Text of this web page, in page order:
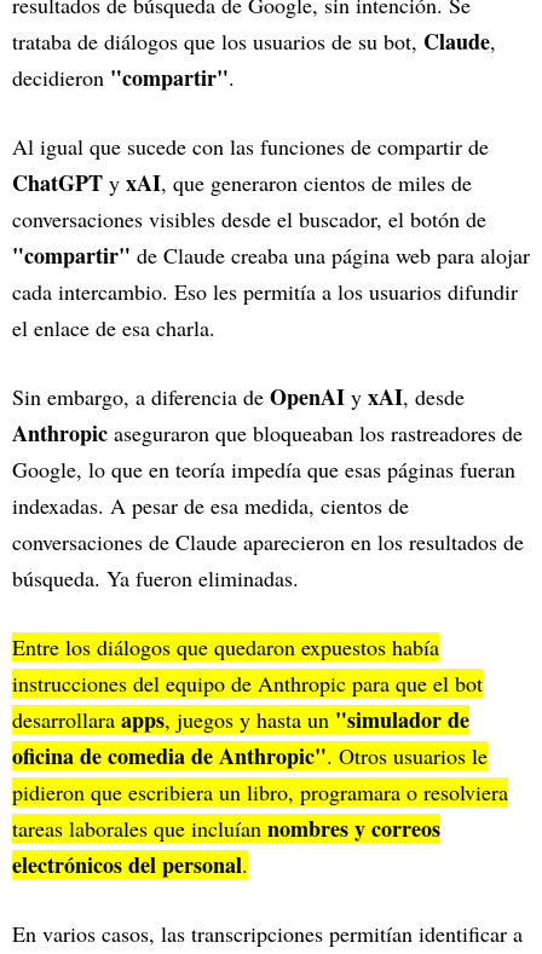
trataba de diálogos que los usuarios de su bot, Claude,
decidieron "compartir".
Al igual que sucede con las funciones de compartir de
ChatGPT y xAI, que generaron cientos de miles de
conversaciones visibles desde el buscador, el botón de
"compartir" de Claude creaba una página web para alojar
cada intercambio. Eso les permitía a los usuarios difundir
el enlace de esa charla.
Sin embargo, a diferencia de OpenAI y xAI, desde
Anthropic aseguraron que bloqueaban los rastreadores de
Google, lo que en teoría impedía que esas páginas fueran
indexadas. A pesar de esa medida, cientos de
conversaciones de Claude aparecieron en los resultados de
búsqueda. Ya fueron eliminadas.
Entre los diálogos que quedaron expuestos había
instrucciones del equipo de Anthropic para que el bot
desarrollara apps, juegos y hasta un "simulador de
oficina de comedia de Anthropic". Otros usuarios le
pidieron que escribiera un libro, programara o resolviera
tareas laborales que incluían nombres y correos
electrónicos del personal.
En varios casos, las transcripciones permitían identificar a